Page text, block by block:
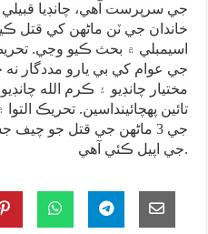
جي سرپرست آهي، چانڊيا
خاندان جي ٽن ماڻهن کي قتل
اسيمبلي ۾ بحث ڪيو وڃي.
جي عوام کي بي يارو مددگار نه
مختيار چانڊيو ۽ ڪرم الله
تائين پهچائينداسين. تحريڪ
جي 3 ماڻهن جي قتل جو
جي اپيل ڪئي آهي.